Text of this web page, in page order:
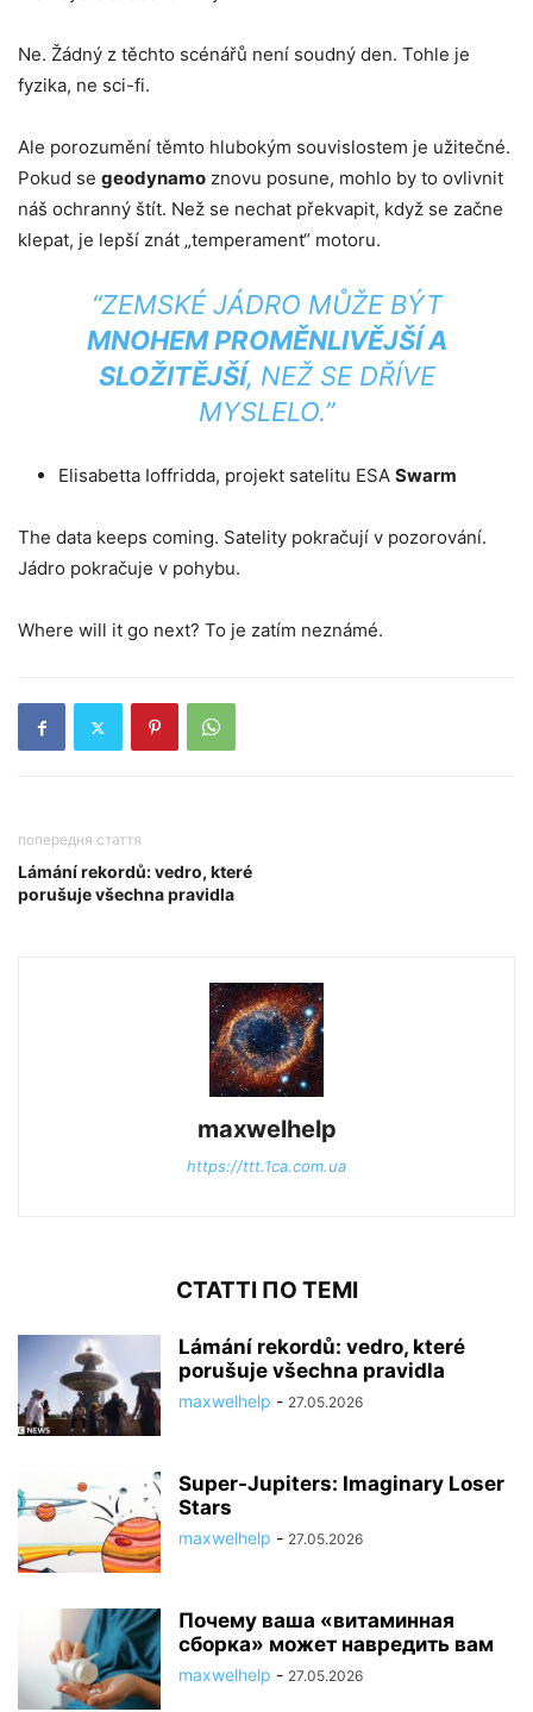
Ne. Žádný z těchto scénářů není soudný den. Tohle je
fyzika, ne sci-fi.
Ale porozumění těmto hlubokým souvislostem je užitečné.
Pokud se geodynamo znovu posune, mohlo by to ovlivnit
náš ochranný štít. Než se nechat překvapit, když se začne
klepat, je lepší znát „temperament“ motoru.
“ZEMSKÉ JÁDRO MŮŽE BÝT
MNOHEM PROMĚNLIVĚJŠÍ A
SLOŽITĚJŠÍ, NEŽ SE DŘÍVE
MYSLELO.”
Elisabetta Ioffridda, projekt satelitu ESA Swarm
The data keeps coming. Satelity pokračují v pozorování.
Jádro pokračuje v pohybu.
Where will it go next? To je zatím neznámé.
попередня стаття
Lámání rekordů: vedro, které
porušuje všechna pravidla
maxwelhelp
https://ttt.1ca.com.ua
СТАТТІ ПО ТЕМІ
Lámání rekordů: vedro, které
porušuje všechna pravidla
maxwelhelp - 27.05.2026
Super-Jupiters: Imaginary Loser
Stars
maxwelhelp - 27.05.2026
Почему ваша «витаминная
сборка» может навредить вам
maxwelhelp - 27.05.2026